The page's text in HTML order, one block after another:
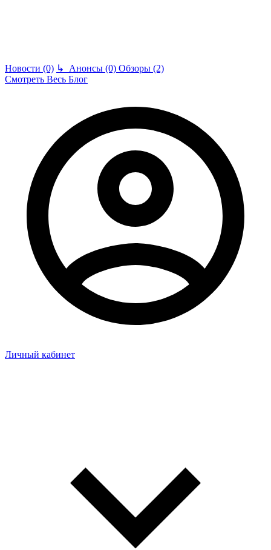
Новости (0) ↳ Анонсы (0) Обзоры (2)
Смотреть Весь Блог
Личный кабинет